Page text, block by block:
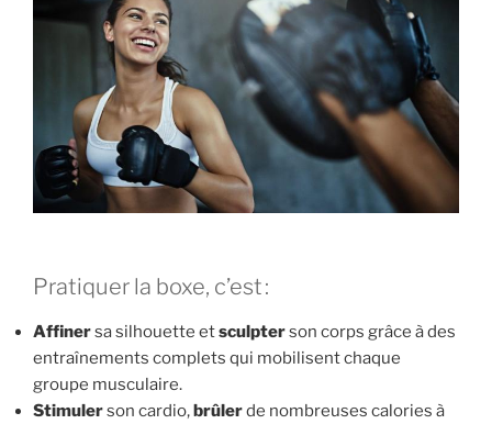
Pratiquer la boxe, c’est :
Affinersa silhouette etsculpterson corps grâce à des
entraînements complets qui mobilisent chaque
groupe musculaire.
Stimulerson cardio,brûlerde nombreuses calories à